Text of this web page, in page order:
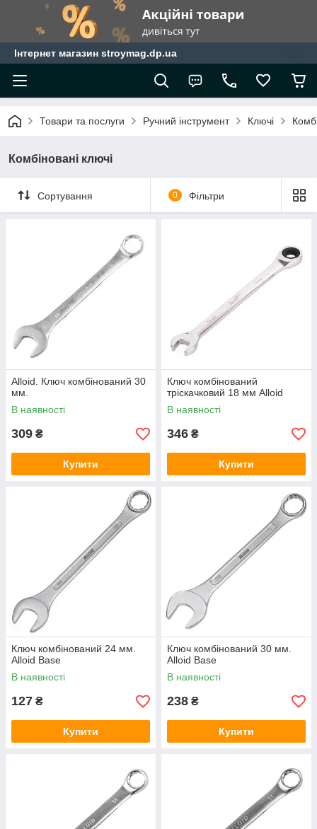
Інтернет магазин stroymag.dp.ua
Товари та послуги Ручний інструмент Ключі
Комбіновані ключі
Сортування 0 Фільтри
Alloid. Ключ комбінований 30
мм.
В наявності
309 ₴
Купити
Ключ комбінований
тріскачковий 18 мм Alloid
В наявності
346 ₴
Купити
Ключ комбінований 24 мм.
Alloid Base
В наявності
127 ₴
Купити
Ключ комбінований 30 мм.
Alloid Base
В наявності
238 ₴
Купити